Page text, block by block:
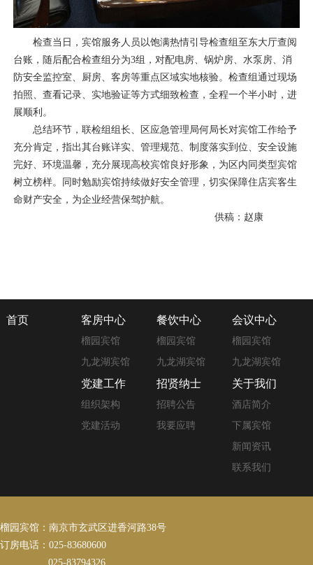
检查当日，宾馆服务人员以饱满热情引导检查组至东大厅查阅
台账，随后配合检查组分为3组，对配电房、锅炉房、水泵房、消
防安全监控室、厨房、客房等重点区域实地核验。检查组通过现场
拍照、查看记录、实地验证等方式细致检查，全程一个半小时，进
展顺利。
总结环节，联检组组长、区应急管理局何局长对宾馆工作给予
充分肯定，指出其台账详实、管理规范、制度落实到位、安全设施
完好、环境温馨，充分展现高校宾馆良好形象，为区内同类型宾馆
树立榜样。同时勉励宾馆持续做好安全管理，切实保障住店宾客生
命财产安全，为企业经营保驾护航。
供稿：赵康
首页 客房中心
榴园宾馆
九龙湖宾馆
餐饮中心
榴园宾馆
九龙湖宾馆
会议中心
榴园宾馆
九龙湖宾馆
党建工作
组织架构
党建活动
招贤纳士
招聘公告
我要应聘
关于我们
酒店简介
下属宾馆
新闻资讯
联系我们
榴园宾馆：南京市玄武区进香河路38号
订房电话：025-83680600
025-83794326